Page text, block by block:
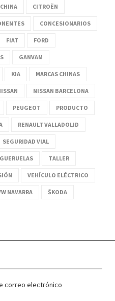
CHINA CITROËN
CONCESIONARIOS
FIAT FORD
GANVAM
KIA MARCAS CHINAS
NISSAN BARCELONA
PEUGEOT PRODUCTO
RENAULT VALLADOLID
SEGURIDAD VIAL
TALLER
VEHÍCULO ELÉCTRICO
NAVARRA ŠKODA
correo electrónico